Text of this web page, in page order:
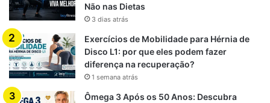
Não nas Dietas
3 dias atrás
Exercícios de Mobilidade para Hérnia de
Disco L1: por que eles podem fazer
diferença na recuperação?
1 semana atrás
Ômega 3 Após os 50 Anos: Descubra